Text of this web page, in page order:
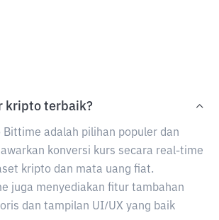
kripto terbaik?
Bittime adalah pilihan populer dan
konversi kurs secara real-time
kripto dan mata uang fiat.
juga menyediakan fitur tambahan
dan tampilan UI/UX yang baik